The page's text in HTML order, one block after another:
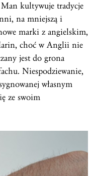
kultywuje tradycje
na mniejszą i
marki z angielskim,
choć w Anglii nie
jest do grona
Niespodziewanie,
własnym
ze swoim